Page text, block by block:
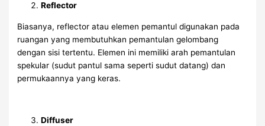
Reflector
Biasanya, reflector atau elemen pemantul digunakan pada
ruangan yang membutuhkan pemantulan gelombang
dengan sisi tertentu. Elemen ini memiliki arah pemantulan
spekular (sudut pantul sama seperti sudut datang) dan
permukaannya yang keras.
Diffuser